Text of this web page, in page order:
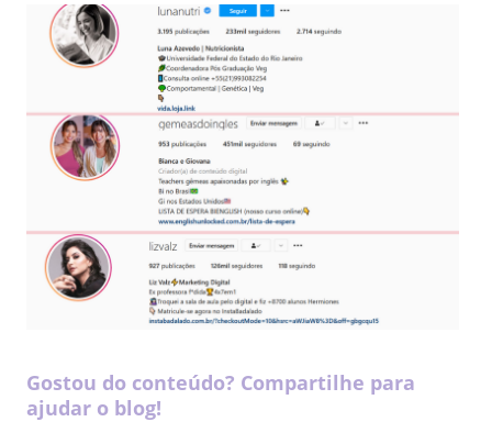
Gostou do conteúdo? Compartilhe para
ajudar o blog!